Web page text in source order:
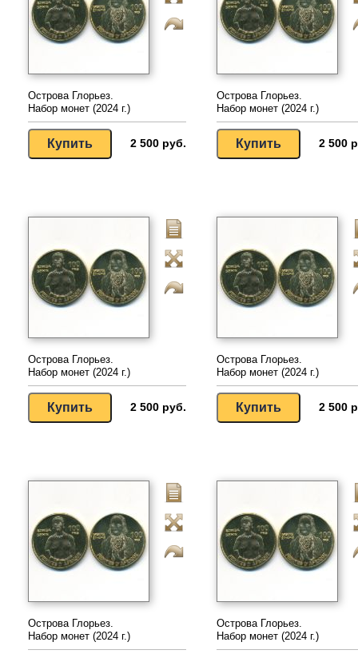
Острова Глорьез.
Набор монет (2024 г.)
2 500 руб.
Острова Глорьез.
Набор монет (2024 г.)
2 500
Острова Глорьез.
Набор монет (2024 г.)
2 500 руб.
Острова Глорьез.
Набор монет (2024 г.)
2 500
Острова Глорьез.
Набор монет (2024 г.)
Острова Глорьез.
Набор монет (2024 г.)